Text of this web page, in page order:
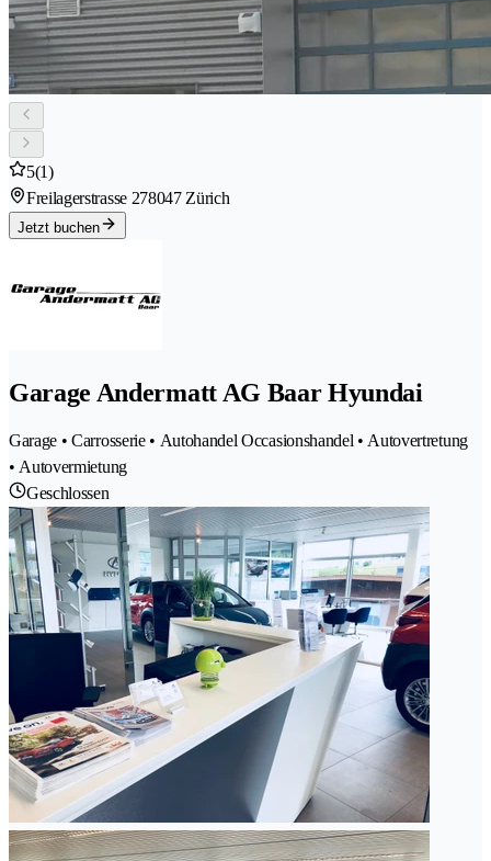
5(1)
Freilagerstrasse 278047 Zürich
Jetzt buchen
Garage Andermatt AG Baar Hyundai
Garage • Carrosserie • Autohandel Occasionshandel • Autovertretung
• Autovermietung
Geschlossen